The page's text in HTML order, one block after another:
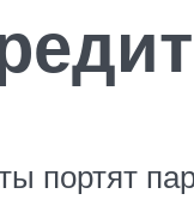
портят